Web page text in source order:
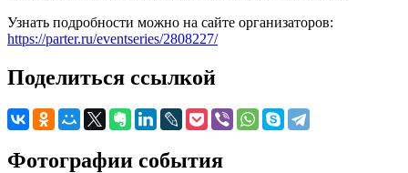
Узнать подробности можно на сайте организаторов:
https://parter.ru/eventseries/2808227/
Поделиться ссылкой
Фотографии события